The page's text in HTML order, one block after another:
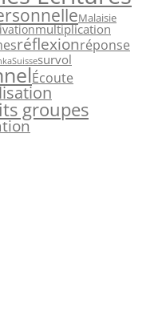
Malaisie
multiplication
réflexionréponse
Suissesurvol
Écoute
groupes